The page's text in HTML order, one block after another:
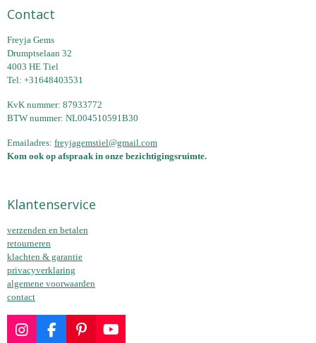
e
l
Contact
Freyja Gems
Drumptselaan 32
4003 HE Tiel
Tel: +31648403531
KvK nummer: 87933772
BTW nummer: NL004510591B30
Emailadres: freyjagemstiel@gmail.com
Kom ook op afspraak in onze bezichtigingsruimte.
Klantenservice
verzenden en betalen
retourneren
klachten & garantie
privacyverklaring
algemene voorwaarden
contact
I
F
P
Y